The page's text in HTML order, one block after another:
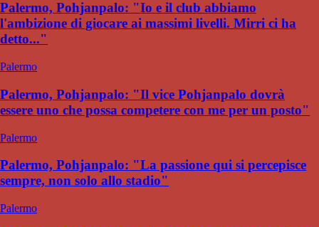
Palermo, Pohjanpalo: "Io e il club abbiamo
l'ambizione di giocare ai massimi livelli. Mirri ci ha
detto..."
Palermo
Palermo, Pohjanpalo: "Il vice Pohjanpalo dovrà
essere uno che possa competere con me per un posto"
Palermo
Palermo, Pohjanpalo: "La passione qui si percepisce
sempre, non solo allo stadio"
Palermo